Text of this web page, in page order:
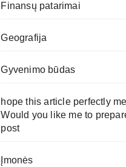
Finansų patarimai
Geografija
Gyvenimo būdas
hope this article perfectly
Would you like me to
post
Įmonės